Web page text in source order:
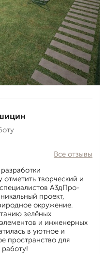
Все отзывы
творческий и
А3дПро-
проект,
окружение.
зелёных
и инженерных
в уютное и
пространство для